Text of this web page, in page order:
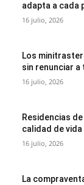
adapta a cada
16 julio, 2026
Los
sin renunciar
16 julio, 2026
Residencias
calidad de vida
16 julio, 2026
La